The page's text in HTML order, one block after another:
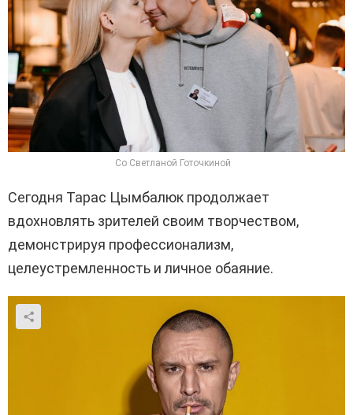
Со Светланой Готочкиной
Сегодня Тарас Цымбалюк продолжает
вдохновлять зрителей своим творчеством,
демонстрируя профессионализм,
целеустремленность и личное обаяние.